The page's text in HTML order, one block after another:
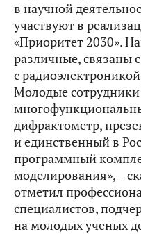
в научной
участвуют в
«Приоритет 2030».
различные, связаны
с
Молодые
дифрактометр,
и единственный в
программный
моделирования», –
отметил
специалистов,
на молодых ученых